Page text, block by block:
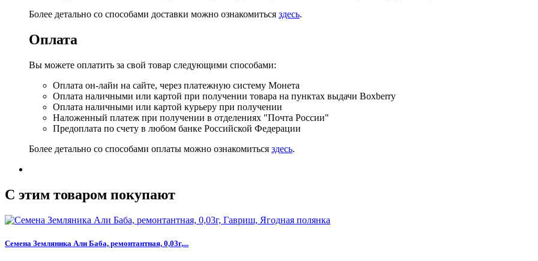
Более детально со способами доставки можно ознакомиться здесь.
Оплата
Вы можете оплатить за свой товар следующими способами:
Оплата он-лайн на сайте, через платежную систему Монета
Оплата наличными или картой при получении товара на пунктах выдачи Boxberry
Оплата наличными или картой курьеру при получении
Наложенный платеж при получении в отделениях "Почта России"
Предоплата по счету в любом банке Российской Федерации
Более детально со способами оплаты можно ознакомиться здесь.
C этим товаром покупают
Семена Земляника Али Баба, ремонтантная, 0,03г,...